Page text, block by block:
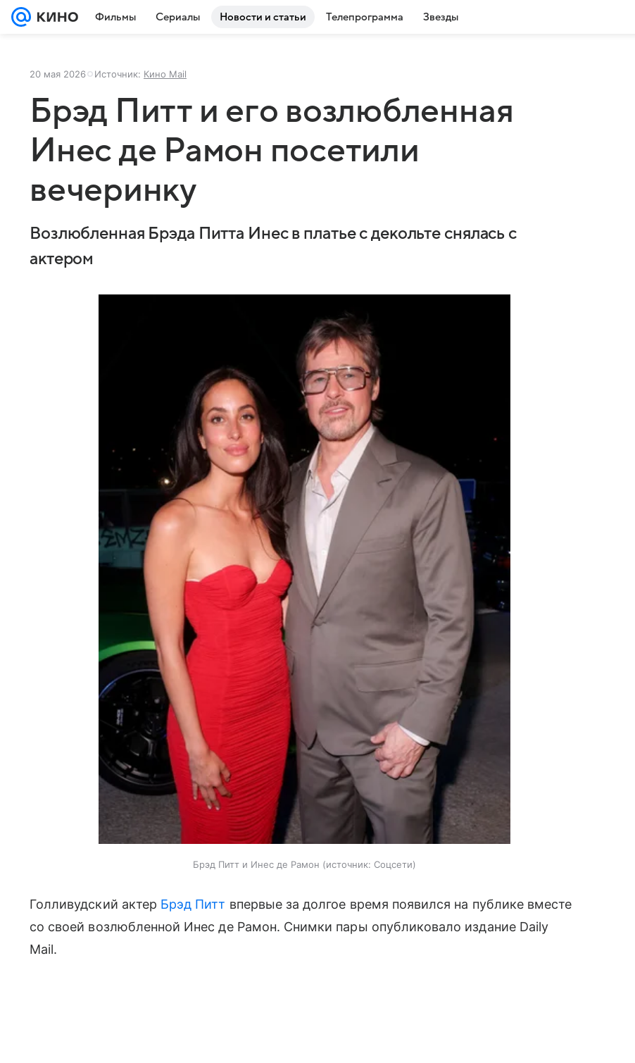
Фильмы Сериалы Новости и статьи Телепрограмма Звезды
20 мая 2026 Источник: Кино Mail
Брэд Питт и его возлюбленная
Инес де Рамон посетили
вечеринку
Возлюбленная Брэда Питта Инес в платье с декольте снялась с
актером
Брэд Питт и Инес де Рамон источник: Соцсети
Голливудский актер Брэд Питт впервые за долгое время появился на публике вместе
со своей возлюбленной Инес де Рамон. Снимки пары опубликовало издание Daily
Mail.